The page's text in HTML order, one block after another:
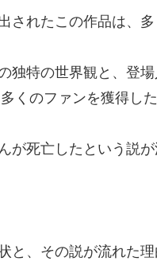
されたこの作品は、
独特の世界観と、登
くのファンを獲得し
が死亡したという説が
と、その説が流れた理